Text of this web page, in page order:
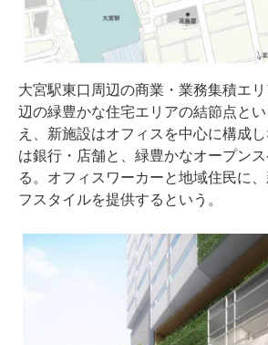
大宮駅東口周辺の商業・業務集積エ
辺の緑豊かな住宅エリアの結節点と
え、新施設はオフィスを中心に構成
は銀行・店舗と、緑豊かなオープン
る。オフィスワーカーと地域住民に
フスタイルを提供するという。